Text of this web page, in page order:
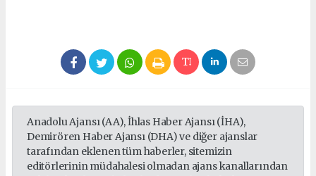
Anadolu Ajansı (AA), İhlas Haber Ajansı (İHA),
Demirören Haber Ajansı (DHA) ve diğer ajanslar
tarafından eklenen tüm haberler, sitemizin
editörlerinin müdahalesi olmadan ajans kanallarından